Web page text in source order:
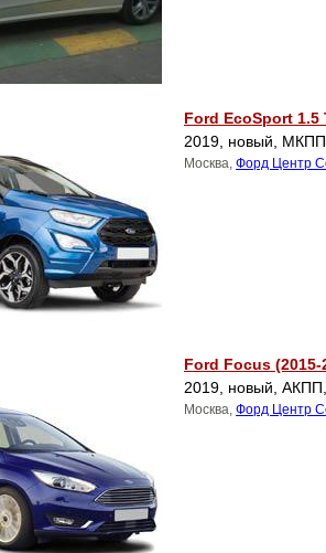
Ford EcoSport 1.5
2019, новый, МКПП,
Москва, Форд Центр
Ford Focus (2015-
2019, новый, АКПП,
Москва, Форд Центр